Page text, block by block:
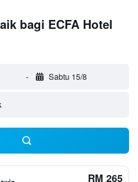
bagi ECFA Hotel
- Sabtu 15/8
RM 265